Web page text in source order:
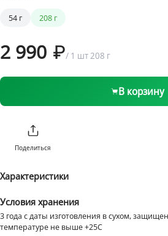
54 г 208 г
2 990 / 1 шт208 г
В корзину
Поделиться
Характеристики
Условия хранения
3 года с даты изготовления в сухом,
температуре не выше +25С